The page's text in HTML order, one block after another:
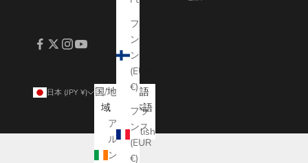
フィ
ンラ
ンド
(EUR
€)
フラ
ンス
(EUR
€)
日本 (JPY ¥)
国/地
域
アイ
ルラ
ンド
日本語
言語
日本語
English